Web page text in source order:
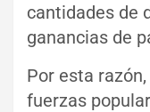
cantidades de
ganancias de
Por esta
fuerzas